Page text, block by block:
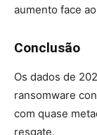
aumento face
Conclusão
Os dados de
ransomware
com quase
resgate.